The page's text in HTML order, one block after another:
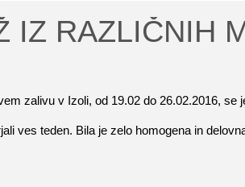
IZ RAZLIČNIH
zalivu v Izoli, od 19.02 do 26.02.2016,
ves teden. Bila je zelo homogena in